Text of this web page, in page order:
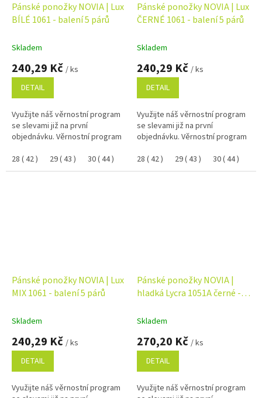
Pánské ponožky NOVIA | Lux
BÍLÉ 1061 - balení 5 párů
Skladem
240,29 Kč / ks
DETAIL
Využijte náš věrnostní program
se slevami již na první
objednávku. Věrnostní program
28 ( 42 )
29 ( 43 ) 30 ( 44 ) 31 ( 45 ) 32 ( 46 ) 27 ( 41 )
Pánské ponožky NOVIA | Lux
ČERNÉ 1061 - balení 5 párů
Skladem
240,29 Kč / ks
DETAIL
Využijte náš věrnostní program
se slevami již na první
objednávku. Věrnostní program
28 ( 42 )
29 ( 43 ) 30 ( 44 )
Pánské ponožky NOVIA | Lux
MIX 1061 - balení 5 párů
Skladem
240,29 Kč / ks
DETAIL
Využijte náš věrnostní program
Pánské ponožky NOVIA |
hladká Lycra 1051A černé -
Skladem
270,20 Kč / ks
DETAIL
Využijte náš věrnostní program